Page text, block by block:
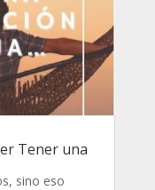
Tener una
sino eso